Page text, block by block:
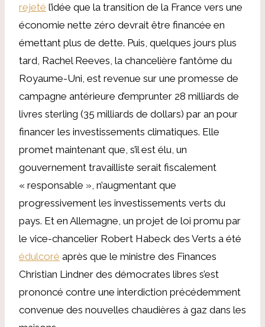
rejeté l’idée que la transition de la France vers une
économie nette zéro devrait être financée en
émettant plus de dette. Puis, quelques jours plus
tard, Rachel Reeves, la chancelière fantôme du
Royaume-Uni, est revenue sur une promesse de
campagne antérieure d’emprunter 28 milliards de
livres sterling (35 milliards de dollars) par an pour
financer les investissements climatiques. Elle
promet maintenant que, s’il est élu, un
gouvernement travailliste serait fiscalement
« responsable », n’augmentant que
progressivement les investissements verts du
pays. Et en Allemagne, un projet de loi promu par
le vice-chancelier Robert Habeck des Verts a été
édulcoré après que le ministre des Finances
Christian Lindner des démocrates libres s’est
prononcé contre une interdiction précédemment
convenue des nouvelles chaudières à gaz dans les